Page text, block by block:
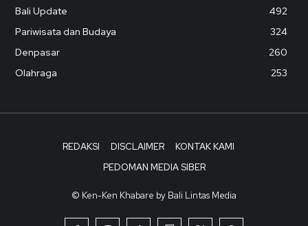
Bali Update
492
Pariwisata dan Budaya
324
Denpasar
260
Olahraga
253
REDAKSI DISCLAIMER
KONTAK KAMI
PEDOMAN MEDIA SIBER
© Ken-Ken Khabare by Bali Lintas Media